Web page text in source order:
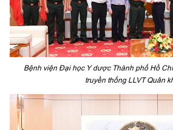
Bệnh viện Đại học Y dược Thành phố Hồ
truyền thống LLVT Quân